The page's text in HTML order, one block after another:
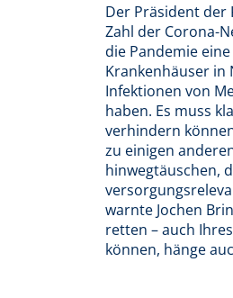
Der Präsident der
Zahl der Corona-
die Pandemie
Krankenhäuser in
Infektionen von
haben. Es muss
verhindern
zu einigen
hinwegtäuschen,
warnte Jochen
retten – auch
können, hänge